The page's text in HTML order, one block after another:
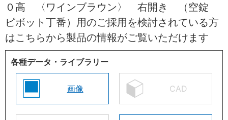
０高 〈ワインブラウン〉 右開き （空錠
ピボット丁番）用のご採用を検討されている方
はこちらから製品の情報がご覧いただけます
各種データ・ライブラリー
画像 CAD